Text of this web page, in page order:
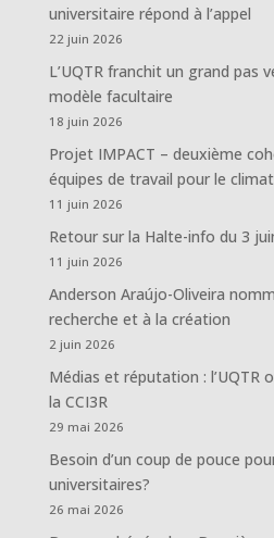
universitaire répond à l’appel
22 juin 2026
L’UQTR franchit un grand pas
modèle facultaire
18 juin 2026
Projet IMPACT – deuxième
équipes de travail pour le climat
11 juin 2026
Retour sur la Halte-info du 3
11 juin 2026
Anderson Araújo-Oliveira
recherche et à la création
2 juin 2026
Médias et réputation : l’UQTR
la CCI3R
29 mai 2026
Besoin d’un coup de pouce
universitaires?
26 mai 2026